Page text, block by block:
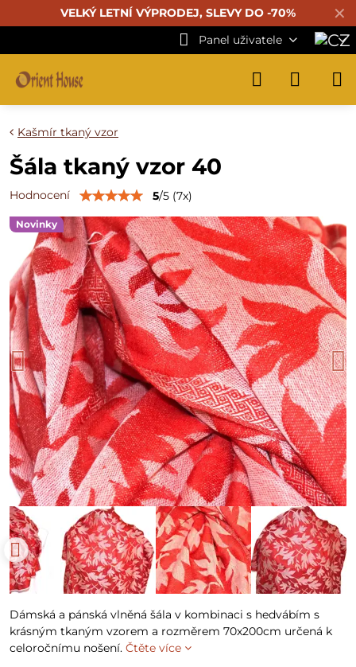
✕
VELKÝ LETNÍ VÝPRODEJ, SLEVY DO -70%
Panel uživatele
Novinky
Kašmír tkaný vzor
Šála tkaný vzor 40
Hodnocení 5/5 (7x)
Dámská a pánská vlněná šála v kombinaci s hedvábím s
krásným tkaným vzorem a rozměrem 70x200cm určená k
celoročnímu nošení. Čtěte více